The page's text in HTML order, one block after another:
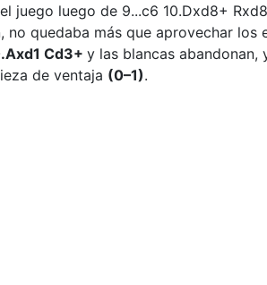
juego luego de 9...c6 10.Dxd8+
no quedaba más que aprovechar
Cd3+ y las blancas abandonan,
de ventaja (0–1).